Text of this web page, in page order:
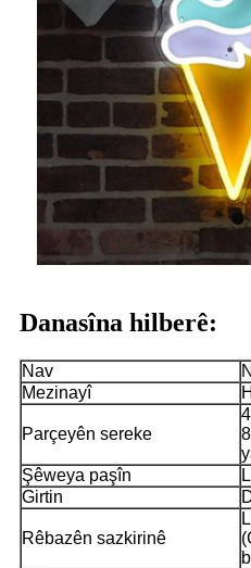
Danasîna hilberê:
Nav
Mezinayî
Parçeyên sereke
Şêweya paşîn
Girtin
Rêbazên sazkirinê